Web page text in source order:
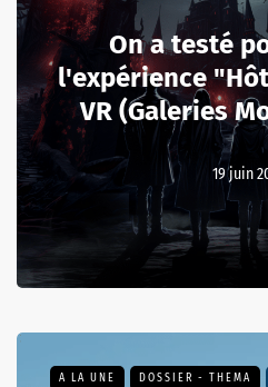
On a testé
l'expérience
VR (Galeries
19 juin
A LA UNE DOSSIER - THEMA